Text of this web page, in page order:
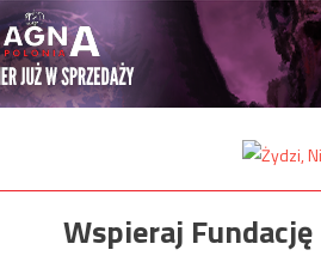
Wspieraj